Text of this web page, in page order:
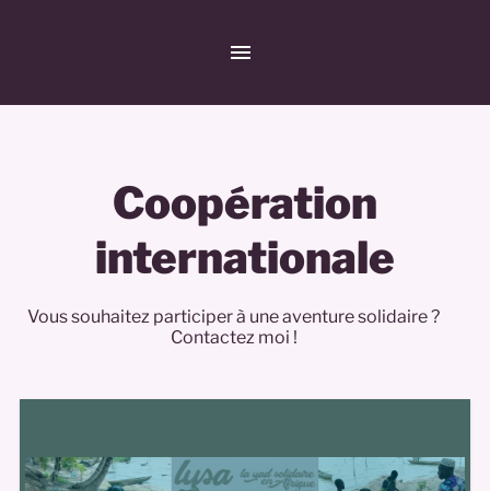
Coopération
internationale
Vous souhaitez participer à une aventure solidaire ?
Contactez moi !